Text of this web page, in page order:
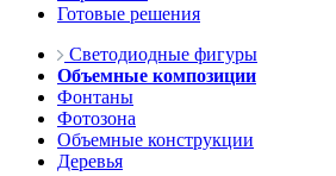
Готовые решения
Светодиодные фигуры
Объемные композиции
Фонтаны
Фотозона
Объемные конструкции
Деревья